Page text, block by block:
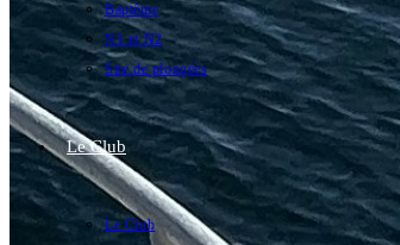
Baptême
N1 et N2
Site de plongées
Le Club
Le Club